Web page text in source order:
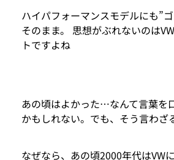
ハイパフォーマンスモデルにも”
そのまま。 思想がぶれないのは
トですよね
あの頃はよかった…なんて言葉を
かもしれない。でも、そう言わざ
なぜなら、あの頃2000年代はVW